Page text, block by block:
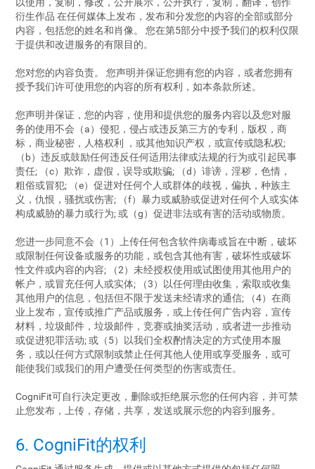
衍生作品 在任何媒体上发布，发布和分发您的内容的全部或部分
内容，包括您的姓名和肖像。 您在第5部分中授予我们的权利仅限
于提供和改进服务的有限目的。
您对您的内容负责。 您声明并保证您拥有您的内容，或者您拥有
授予我们许可使用您的内容的所有权利，如本条款所述。
您声明并保证，您的内容，使用和提供您的服务内容以及您对服
务的使用不会（a）侵犯，侵占或违反第三方的专利，版权，商
标，商业秘密，人格权利 ，或其他知识产权，或宣传或隐私权;
（b）违反或鼓励任何违反任何适用法律或法规的行为或引起民事
责任; （c）欺诈，虚假，误导或欺骗; （d）诽谤，淫秽，色情，
粗俗或冒犯; （e）促进对任何个人或群体的歧视，偏执，种族主
义，仇恨，骚扰或伤害; （f）暴力或威胁或促进对任何个人或实体
构成威胁的暴力或行为; 或（g）促进非法或有害的活动或物质。
您进一步同意不会（1）上传任何包含软件病毒或旨在中断，破坏
或限制任何设备或服务的功能，或包含其他有害，破坏性或破坏
性文件或内容的内容; （2）未经授权使用或试图使用其他用户的
帐户，或冒充任何人或实体; （3）以任何理由收集，索取或收集
其他用户的信息，包括但不限于发送未经请求的通信; （4）在商
业上发布，宣传或推广产品或服务，或上传任何广告内容，宣传
材料，垃圾邮件，垃圾邮件，竞赛或抽奖活动，或者进一步推动
或促进犯罪活动; 或（5）以我们全权酌情决定的方式使用本服
务，或以任何方式限制或禁止任何其他人使用或享受服务，或可
能使我们或我们的用户遭受任何类型的伤害或责任。
CogniFit可自行决定更改，删除或拒绝展示您的任何内容，并可禁
止您发布，上传，存储，共享，发送或展示您的内容到服务。
6. CogniFit的权利